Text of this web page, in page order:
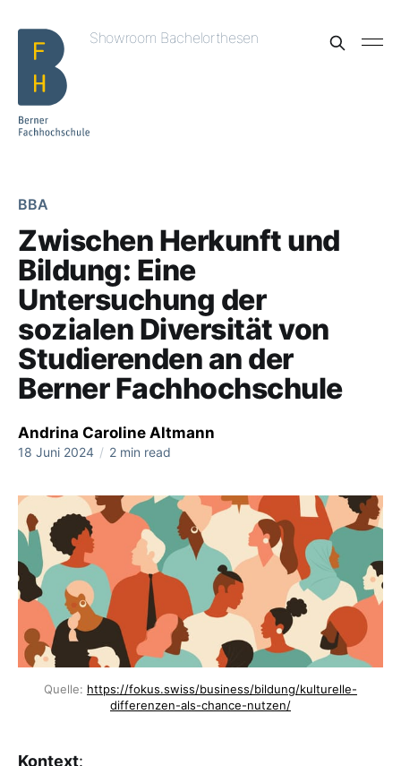
Showroom Bachelorthesen
BBA
Zwischen Herkunft und
Bildung: Eine
Untersuchung der
sozialen Diversität von
Studierenden an der
Berner Fachhochschule
Andrina Caroline Altmann
18 Juni 2024 / 2 min read
Quelle: https://fokus.swiss/business/bildung/kulturelle-
differenzen-als-chance-nutzen/
Kontext: